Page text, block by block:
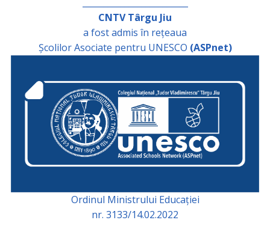
CNTV Târgu Jiu
a fost admis în rețeaua
Școlilor Asociate pentru UNESCO (ASPnet)
Ordinul Ministrului Educației
nr. 3133/14.02.2022